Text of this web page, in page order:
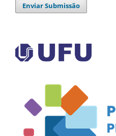
Enviar Submissão